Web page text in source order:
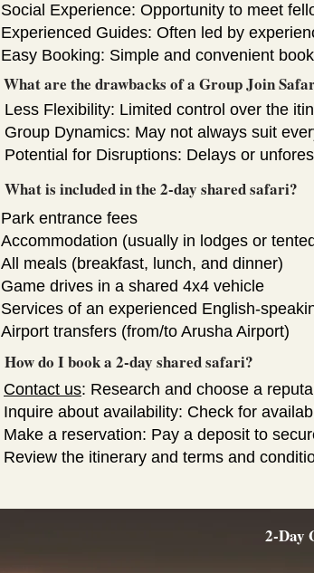
Social Experience: Opportunity to meet
Experienced Guides: Often led by
Easy Booking: Simple and convenient
What are the drawbacks of a Group Join
Less Flexibility: Limited control over the
Group Dynamics: May not always suit
Potential for Disruptions: Delays or
What is included in the 2-day shared safari?
Park entrance fees
Accommodation (usually in lodges or
All meals (breakfast, lunch, and dinner)
Game drives in a shared 4x4 vehicle
Services of an experienced English-
Airport transfers (from/to Arusha Airport)
How do I book a 2-day shared safari?
Contact us: Research and choose a
Inquire about availability: Check for
Make a reservation: Pay a deposit to
Review the itinerary and terms and
2-Day